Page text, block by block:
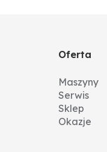
Oferta
Maszyny
Serwis
Sklep
Okazje